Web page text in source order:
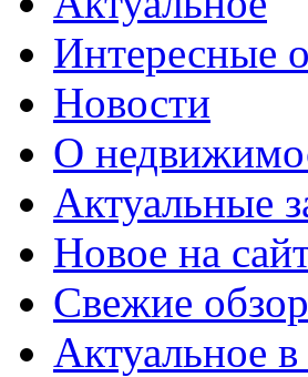
Интересные
Новости
О
Актуальные
Новое на
Свежие
Актуальное